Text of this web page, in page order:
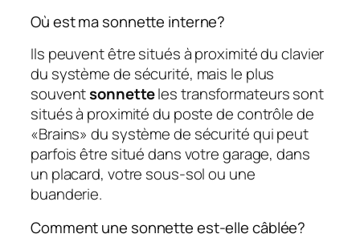
Où est ma sonnette interne?
Ils peuvent être situés à proximité du clavier
du système de sécurité, mais le plus
souventsonnetteles transformateurs sont
situés à proximité du poste de contrôle de
«Brains» du système de sécurité qui peut
parfois être situé dans votre garage, dans
un placard, votre sous-sol ou une
buanderie.
Comment une sonnette est-elle câblée?